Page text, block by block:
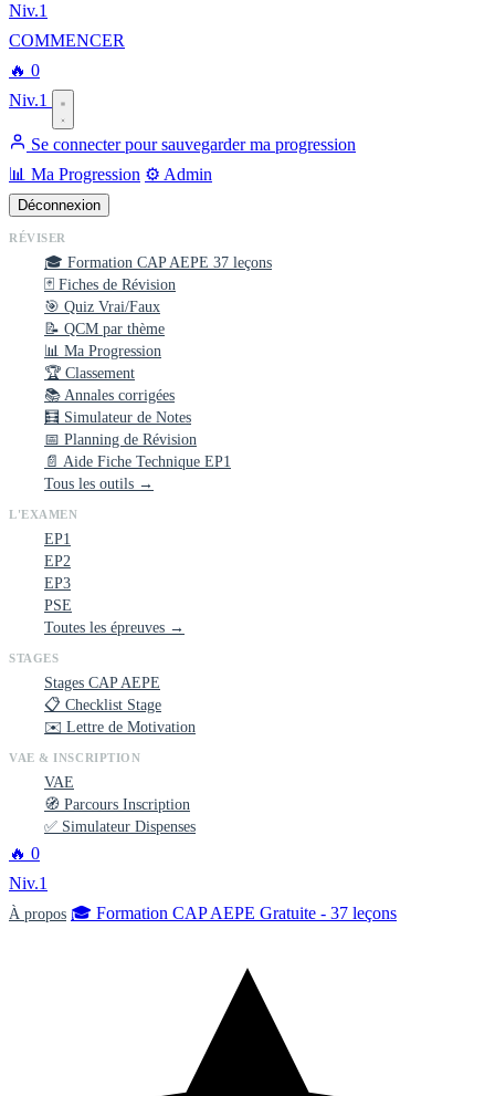
Niv.1
COMMENCER
🔥 0
Niv.1
Se connecter pour sauvegarder ma progression
📊 Ma Progression ⚙️ Admin
Déconnexion
RÉVISER
🎓 Formation CAP AEPE 37 leçons
🃏 Fiches de Révision
🎯 Quiz Vrai/Faux
📝 QCM par thème
📊 Ma Progression
🏆 Classement
📚 Annales corrigées
🧮 Simulateur de Notes
📅 Planning de Révision
📄 Aide Fiche Technique EP1
Tous les outils →
L'EXAMEN
EP1
EP2
EP3
PSE
Toutes les épreuves →
STAGES
Stages CAP AEPE
📋 Checklist Stage
✉️ Lettre de Motivation
VAE & INSCRIPTION
VAE
🧭 Parcours Inscription
✅ Simulateur Dispenses
🔥 0
Niv.1
À propos 🎓 Formation CAP AEPE Gratuite - 37 leçons